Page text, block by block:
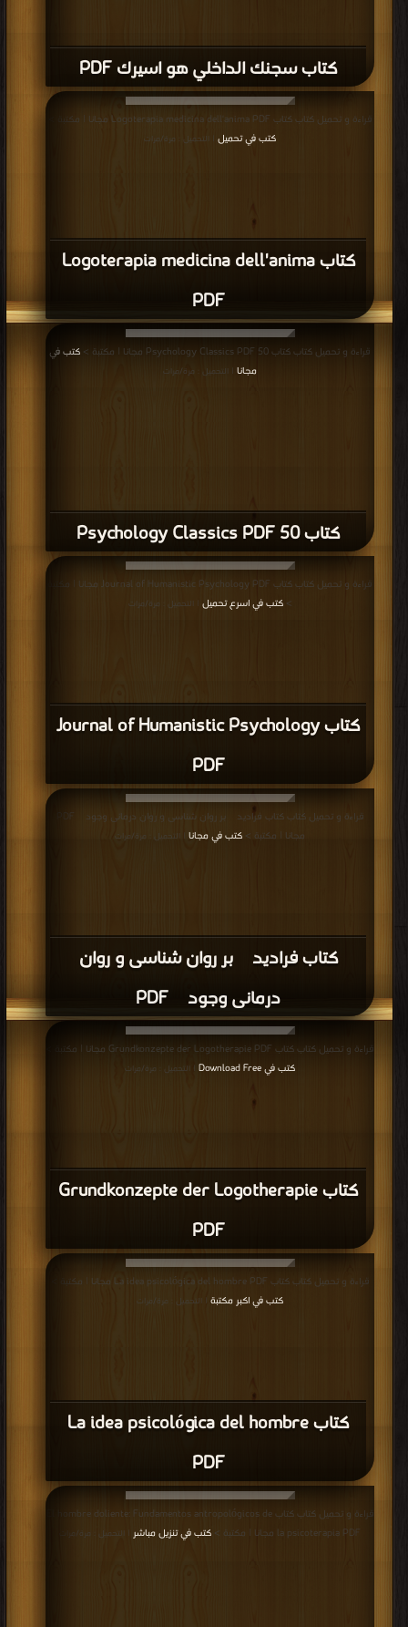
كتاب سجنك الداخلي هو اسيرك PDF
كتاب Logoterapia medicina dell'anima
PDF
قراءة و تحميل كتاب كتاب Logoterapia medicina dell'anima PDF مجانا | مكتبة >
كتب في تحميل
| التحميل : مرة/مرات
كتاب 50 Psychology Classics PDF
قراءة و تحميل كتاب كتاب 50 Psychology Classics PDF مجانا | مكتبة >
كتب في
مجانا | التحميل : مرة/مرات
كتاب Journal of Humanistic Psychology
PDF
قراءة و تحميل كتاب كتاب Journal of Humanistic Psychology PDF مجانا | مكتبة
>كتب في اسرع تحميل | التحميل : مرة/مرات
كتاب فرادیدی بر روان شناسی و روان
درمانی وجودی PDF
مجانا | مكتبة > كتب في مجانا | التحميل : مرة/مرات
كتاب Grundkonzepte der Logotherapie
PDF
قراءة و تحميل كتاب كتاب Grundkonzepte der Logotherapie PDF مجانا | مكتبة >
كتب في Download Free
| التحميل : مرة/مرات
كتاب La idea psicológica del hombre
PDF
قراءة و تحميل كتاب كتاب La idea psicológica del hombre PDF مجانا | مكتبة >
كتب في اكبر مكتبة | التحميل : مرة/مرات
قراءة و تحميل كتاب كتاب El hombre doliente: Fundamentos antropológicos de
la psicoterapia PDF مجانا | مكتبة >
كتب في تنزيل مباشر | التحميل : مرة/مرات